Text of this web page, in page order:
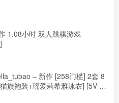
1.08小时 双人跳棋游戏
– 新作 [258门槛] 2套 8
旗袍装+瑶爱莉希雅泳衣] [5V-